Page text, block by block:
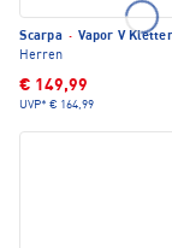
Scarpa · Vapor V
Herren
€ 149,99
UVP* € 164,99